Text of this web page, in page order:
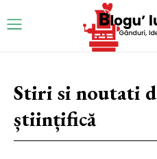
Stiri si noutati
științifică